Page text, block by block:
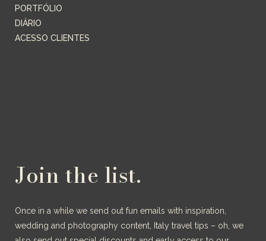
PORTFÓLIO
DIÁRIO
ACESSO CLIENTES
Join the list.
Once in a while we send out fun emails with inspiration,
wedding and photography content, Italy travel tips – oh, we